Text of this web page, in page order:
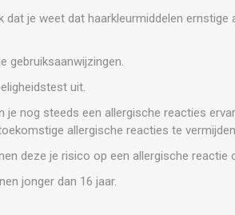
je weet dat haarkleurmiddelen ernstige
gebruiksaanwijzingen.
uit.
nog steeds een allergische reacties
allergische reacties te
deze je risico op een allergische reactie
jonger dan 16 jaar.